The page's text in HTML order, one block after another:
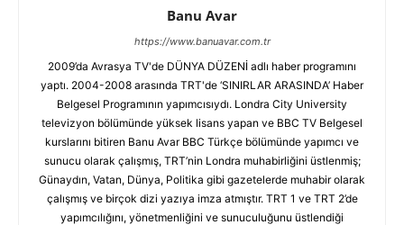
Banu Avar
https://www.banuavar.com.tr
2009’da Avrasya TV'de DÜNYA DÜZENİ adlı haber programını
yaptı. 2004-2008 arasında TRT'de ‘SINIRLAR ARASINDA’ Haber
Belgesel Programının yapımcısıydı. Londra City University
televizyon bölümünde yüksek lisans yapan ve BBC TV Belgesel
kurslarını bitiren Banu Avar BBC Türkçe bölümünde yapımcı ve
sunucu olarak çalışmış, TRT’nin Londra muhabirliğini üstlenmiş;
Günaydın, Vatan, Dünya, Politika gibi gazetelerde muhabir olarak
çalışmış ve birçok dizi yazıya imza atmıştır. TRT 1 ve TRT 2’de
yapımcılığını, yönetmenliğini ve sunuculuğunu üstlendiği